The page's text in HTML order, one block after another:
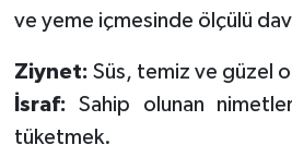
ve yeme içmesinde ölçülü
Ziynet: Süs, temiz ve güzel
İsraf: Sahip olunan
tüketmek.
Çankırı Müftülüğü
Çorum Müftülüğü
Denizli Müftülüğü
Bilim, Teknoloji
Biyografiler
Diyanet TV